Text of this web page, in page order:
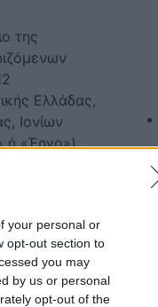
your personal or
opt-out section to
you may
by us or personal
opt-out of the
της
Ελλάδας,
Ιονίων
ή «Έργο»)
οχημάτων,
Εθνικό Οδικό